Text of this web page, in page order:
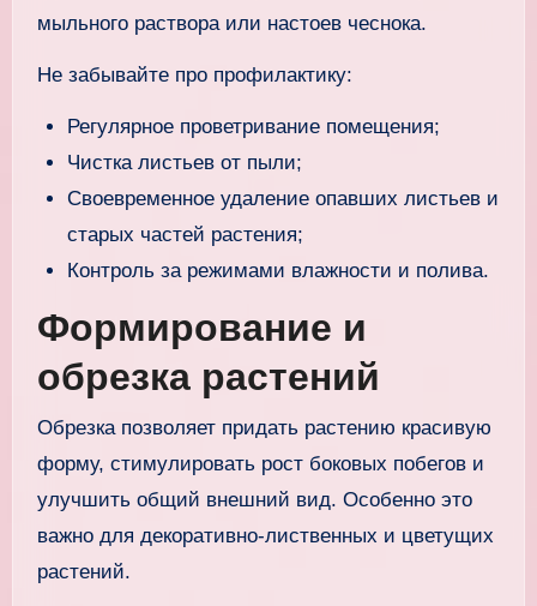
мыльного раствора или настоев чеснока.
Не забывайте про профилактику:
Регулярное проветривание помещения;
Чистка листьев от пыли;
Своевременное удаление опавших листьев и
старых частей растения;
Контроль за режимами влажности и полива.
Формирование и
обрезка растений
Обрезка позволяет придать растению красивую
форму, стимулировать рост боковых побегов и
улучшить общий внешний вид. Особенно это
важно для декоративно-лиственных и цветущих
растений.